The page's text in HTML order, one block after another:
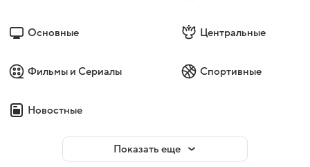
Основные Центральные
Фильмы и Сериалы Спортивные
Новостные
Показать еще